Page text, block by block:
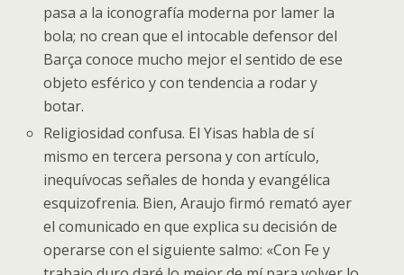
pasa a la iconografía moderna por lamer la
bola; no crean que el intocable defensor del
Barça conoce mucho mejor el sentido de ese
objeto esférico y con tendencia a rodar y
botar.
Religiosidad confusa. El Yisas habla de sí
mismo en tercera persona y con artículo,
inequívocas señales de honda y evangélica
esquizofrenia. Bien, Araujo firmó remató ayer
el comunicado en que explica su decisión de
operarse con el siguiente salmo: «Con Fe y